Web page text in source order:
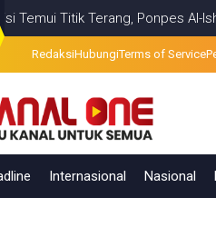
Terang, Ponpes Al-
RedaksiHubungiTerms of Service
Internasional Nasional